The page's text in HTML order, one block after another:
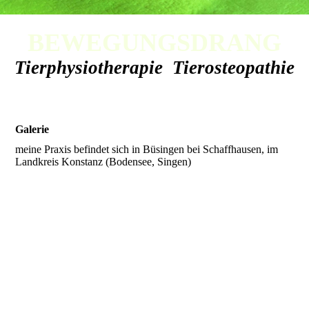
BEWEGUNGSDRANG
Tierphysiotherapie Tierosteopathie
Galerie
meine Praxis befindet sich in Büsingen bei Schaffhausen, im
Landkreis Konstanz (Bodensee, Singen)